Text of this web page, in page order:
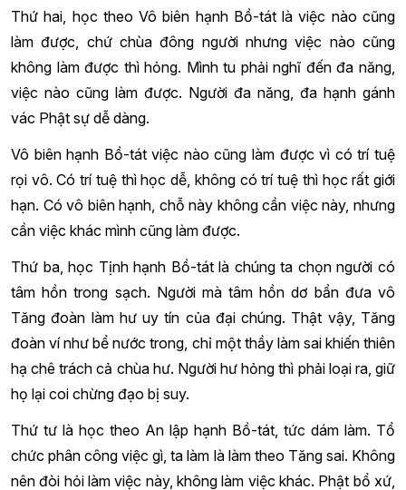
Thứ hai, học theo Vô biên hạnh Bồ-tát là việc nào cũng
làm được, chứ chùa đông người nhưng việc nào cũng
không làm được thì hỏng. Mình tu phải nghĩ đến đa năng,
việc nào cũng làm được. Người đa năng, đa hạnh gánh
vác Phật sự dễ dàng.
Vô biên hạnh Bồ-tát việc nào cũng làm được vì có trí tuệ
rọi vô. Có trí tuệ thì học dễ, không có trí tuệ thì học rất giới
hạn. Có vô biên hạnh, chỗ này không cần việc này, nhưng
cần việc khác mình cũng làm được.
Thứ ba, học Tịnh hạnh Bồ-tát là chúng ta chọn người có
tâm hồn trong sạch. Người mà tâm hồn dơ bẩn đưa vô
Tăng đoàn làm hư uy tín của đại chúng. Thật vậy, Tăng
đoàn ví như bể nước trong, chỉ một thầy làm sai khiến thiên
hạ chê trách cả chùa hư. Người hư hỏng thì phải loại ra, giữ
họ lại coi chừng đạo bị suy.
Thứ tư là học theo An lập hạnh Bồ-tát, tức dám làm. Tổ
chức phân công việc gì, ta làm là làm theo Tăng sai. Không
nên đòi hỏi làm việc này, không làm việc khác. Phật bổ xứ,